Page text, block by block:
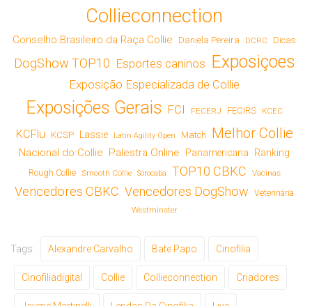
Collieconnection
Conselho Brasileiro da Raça Collie Daniela Pereira DCRC Dicas
DogShow TOP10 Esportes caninos Exposiçoes
Exposição Especializada de Collie
Exposições Gerais FCI FECERJ FECIRS KCEC
KCFlu KCSP Lassie Latin Agility Open Match Melhor Collie
Nacional do Collie Palestra Online Panamericana Ranking
Rough Collie Smooth Collie Sorocaba TOP10 CBKC Vacinas
Vencedores CBKC Vencedores DogShow
Veterinária
Westminster
Tags: Alexandre Carvalho Bate Papo Cinofilia
Cinofiliadigital Collie Collieconnection Criadores